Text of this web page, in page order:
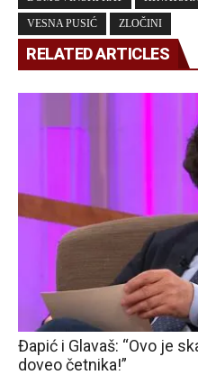
VESNA PUSIĆ ZLOČINI
RELATED ARTICLES
Đapić i Glavaš: “Ovo je
doveo četnika!”